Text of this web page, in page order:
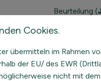
Beurteilung (
Die vier
sind jedoch
Präferenz
Laufe eines
Cookies.
übermitteln im Rahmen
der EU/ des EWR
nicht mit